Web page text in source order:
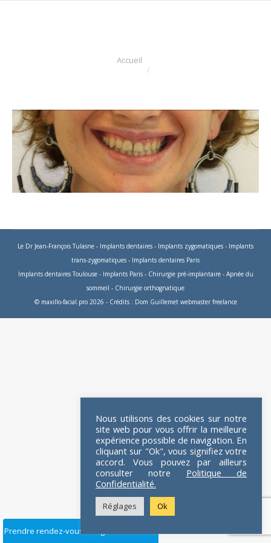
Prendre rendez-vous en ligne
Accueil
Le Dr Jean-François Tulasne - Implants dentaires - Implants zygomatiques - Implants
trans-zygomatiques - Implants dentaires Paris
Implants dentaires Toulouse- Implants Paris- Chirurgie pré-implantaire- Apnée du
sommeil - Chirurgie orthognatique
© maxillo-facial.pro 2026 - Crédits : Dom Guillemet webmaster freelance
Nous utilisons des cookies sur notre
site web pour vous offrir la meilleure
expérience possible de navigation. En
cliquant sur "Ok", vous signifiez votre
accord. Vous pouvez par ailleurs
consulter notre Politique de
Confidentialité.
Réglages Ok